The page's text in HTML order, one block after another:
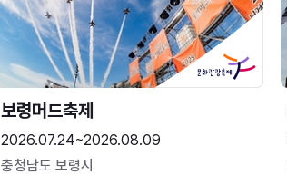
보령머드축제
2026.07.24~2026.08.09
충청남도 보령시